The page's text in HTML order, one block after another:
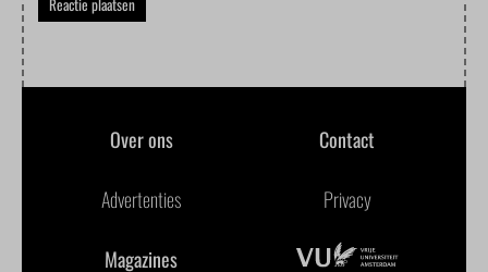
Over ons Contact
Advertenties Privacy
Magazines